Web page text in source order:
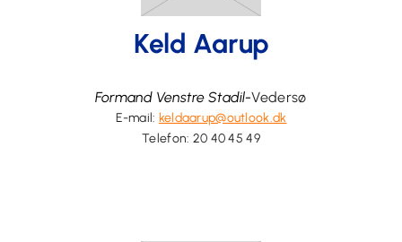
Keld Aarup
Formand Venstre Stadil-Vedersø
E-mail: keldaarup@outlook.dk
Telefon: 20 40 45 49